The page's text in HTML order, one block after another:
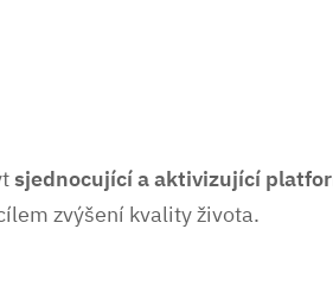
sjednocující a aktivizující
zvýšení kvality života.